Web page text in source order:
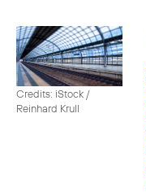
Credits: iStock /
Reinhard Krull